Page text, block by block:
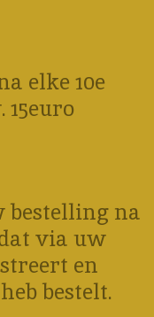
elke 10e
bestelling na
via uw
en
bestelt.